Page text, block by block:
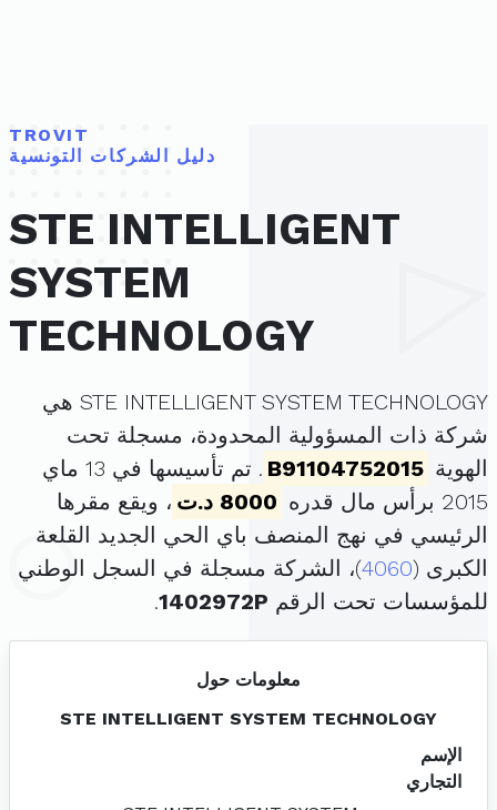
TROVIT
دليل الشركات التونسية
STE INTELLIGENT
SYSTEM
TECHNOLOGY
STE INTELLIGENT SYSTEM TECHNOLOGY هي
شركة ذات المسؤولية المحدودة، مسجلة تحت
الهوية B91104752015
. تم تأسيسها في 13 ماي
2015 برأس مال قدره
8000 د.ت
، ويقع مقرها
الرئيسي في نهج المنصف باي الحي الجديد القلعة
الكبرى (4060)، الشركة مسجلة في السجل الوطني
للمؤسسات تحت الرقم 1402972P
.
معلومات حول
STE INTELLIGENT SYSTEM TECHNOLOGY
الإسم
التجاري